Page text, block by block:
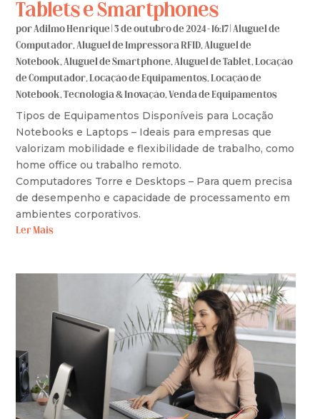
Tablets e Smartphones
porAdilmo Henrique |3 de outubro de 2024 - 16:17 |Aluguel de
Computador,Aluguel de Impressora RFID,Aluguel de
Notebook,Aluguel de Smartphone,Aluguel de Tablet,Locação
de Computador,Locação de Equipamentos,Locação de
Notebook,Tecnologia & Inovação, Venda de Equipamentos
Tipos de Equipamentos Disponíveis para Locação
Notebooks e Laptops – Ideais para empresas que
valorizam mobilidade e flexibilidade de trabalho, como
home office ou trabalho remoto.
Computadores Torre e Desktops – Para quem precisa
de desempenho e capacidade de processamento em
ambientes corporativos.
Ler Mais